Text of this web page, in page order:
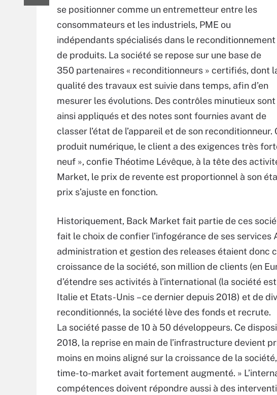
se positionner comme un entremetteur entre les
consommateurs et les industriels, PME ou
indépendants spécialisés dans le reconditionnement
de produits. La société se repose sur une base de
350 partenaires « reconditionneurs » certifiés, dont
qualité des travaux est suivie dans temps, afin d’en
mesurer les évolutions. Des contrôles minutieux sont
ainsi appliqués et des notes sont fournies avant de
classer l’état de l’appareil et de son
produit numérique, le client a des exigences très
neuf », confie Théotime Lévêque, à la tête des
Market, le prix de revente est proportionnel à son
prix s’ajuste en fonction.
Historiquement, Back Market fait partie de ces
fait le choix de confier l’infogérance de ses services
administration et gestion des releases étaient donc
croissance de la société, son million de clients (en
d’étendre ses activités à l’international (la société
Italie et Etats-Unis – ce dernier depuis 2018) et de
reconditionnés, la société lève des fonds et recrute.
La société passe de 10 à 50 développeurs. Ce
2018, la reprise en main de l’infrastructure devient
moins en moins aligné sur la croissance de la
time-to-market avait fortement augmenté. »
compétences doivent répondre aussi à des